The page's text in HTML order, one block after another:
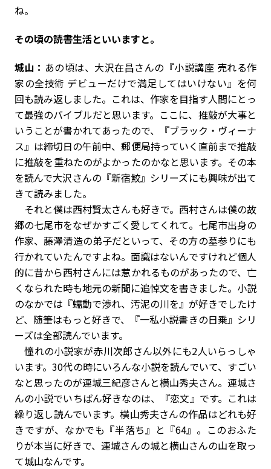
ね。
――その頃の読書生活といいますと。
城山： あの頃は、大沢在昌さんの『小説講座 売れる作
家の全技術 デビューだけで満足してはいけない』を何
回も読み返しました。これは、作家を目指す人間にとっ
て最強のバイブルだと思います。ここに、推敲が大事と
いうことが書かれてあったので、『ブラック・ヴィーナ
ス』は締切日の午前中、郵便局持っていく直前まで推敲
に推敲を重ねたのがよかったのかなと思います。その本
を読んで大沢さんの『新宿鮫』シリーズにも興味が出て
きて読みました。
それと僕は西村賢太さんも好きで。西村さんは僕の故
郷の七尾市をなぜかすごく愛してくれて。七尾市出身の
作家、藤澤清造の弟子だといって、その方の墓参りにも
行かれていたんですよね。面識はないんですけれど個人
的に昔から西村さんには惹かれるものがあったので、亡
くなられた時も地元の新聞に追悼文を書きました。小説
のなかでは『蠕動で渉れ、汚泥の川を』が好きでしたけ
ど、随筆はもっと好きで、『一私小説書きの日乗』シリ
ーズは全部読んでいます。
憧れの小説家が赤川次郎さん以外にも2人いらっしゃ
います。30代の時にいろんな小説を読んでいて、すごい
なと思ったのが連城三紀彦さんと横山秀夫さん。連城さ
んの小説でいちばん好きなのは、『恋文』です。これは
繰り返し読んでいます。横山秀夫さんの作品はどれも好
きですが、なかでも『半落ち』と『64』。このおふた
りが本当に好きで、連城さんの城と横山さんの山を取っ
て城山なんです。